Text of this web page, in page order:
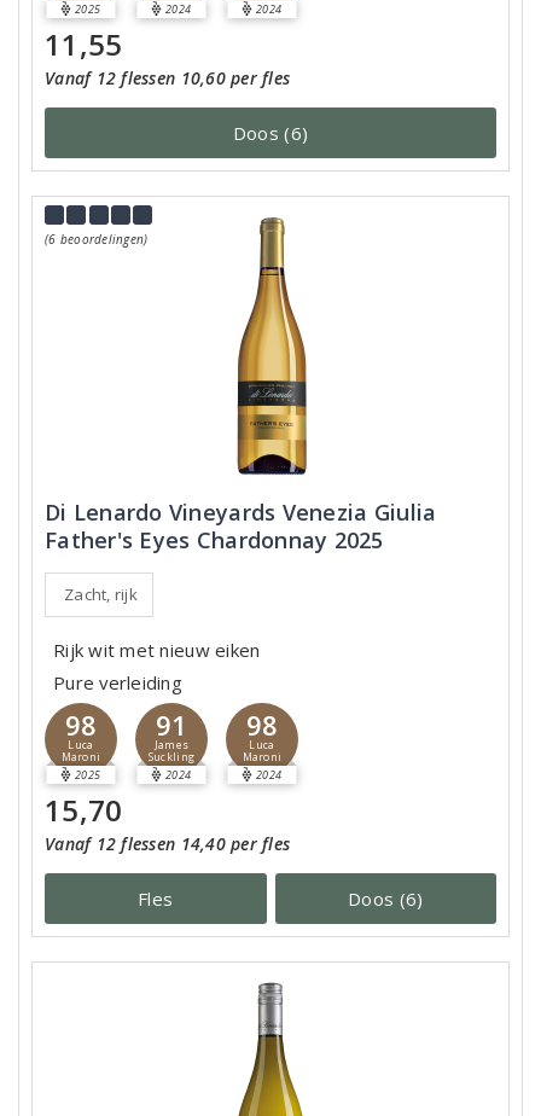
2025 2024 2024
11,55
Vanaf 12 flessen 10,60 per fles
Doos (6)
(6 beoordelingen)
Di Lenardo Vineyards Venezia Giulia
Father's Eyes Chardonnay 2025
Zacht, rijk
Rijk wit met nieuw eiken
Pure verleiding
98
Luca
Maroni
2025
91
James
Suckling
2024
98
Luca
Maroni
2024
15,70
Vanaf 12 flessen 14,40 per fles
Fles Doos (6)